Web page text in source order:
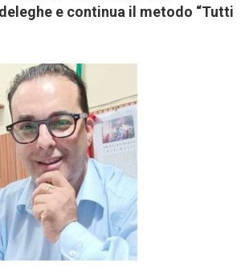
e continua il metodo “Tutti